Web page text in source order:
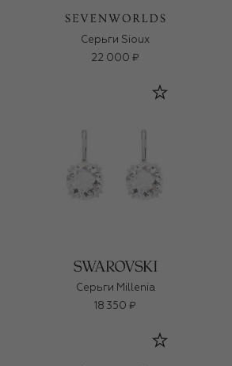
Серьги Sioux
22 000 ₽
Серьги Millenia
18 350 ₽